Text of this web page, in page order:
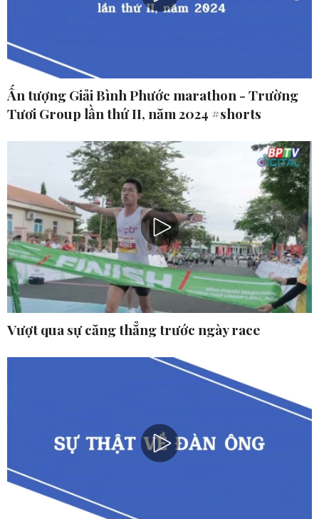
Ấn tượng Giải Bình Phước marathon - Trường
Tươi Group lần thứ II, năm 2024 #shorts
Vượt qua sự căng thẳng trước ngày race